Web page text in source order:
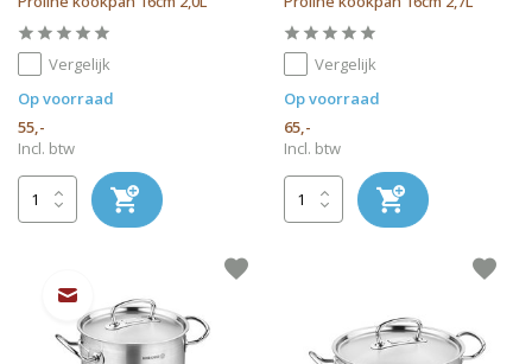
Vergelijk
Op voorraad
55,-
Incl. btw
Vergelijk
Op voorraad
65,-
Incl. btw